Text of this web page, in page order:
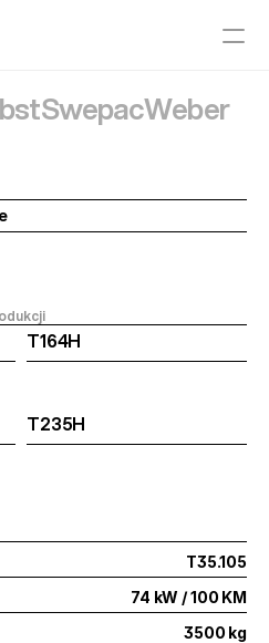
SwepacWeber
T35.105
74 kW / 100 KM
3500 kg
T164H
T235H